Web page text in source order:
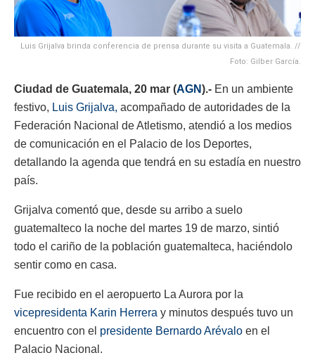
Luis Grijalva brinda conferencia de prensa durante su visita a Guatemala. //
Foto: Gilber García.
Ciudad de Guatemala, 20 mar (AGN).- En un ambiente
festivo, Luis Grijalva, acompañado de autoridades de la
Federación Nacional de Atletismo, atendió a los medios
de comunicación en el Palacio de los Deportes,
detallando la agenda que tendrá en su estadía en nuestro
país.
Grijalva comentó que, desde su arribo a suelo
guatemalteco la noche del martes 19 de marzo, sintió
todo el cariño de la población guatemalteca, haciéndolo
sentir como en casa.
Fue recibido en el aeropuerto La Aurora por la
vicepresidenta Karin Herrera y minutos después tuvo un
encuentro con el presidente Bernardo Arévalo en el
Palacio Nacional.